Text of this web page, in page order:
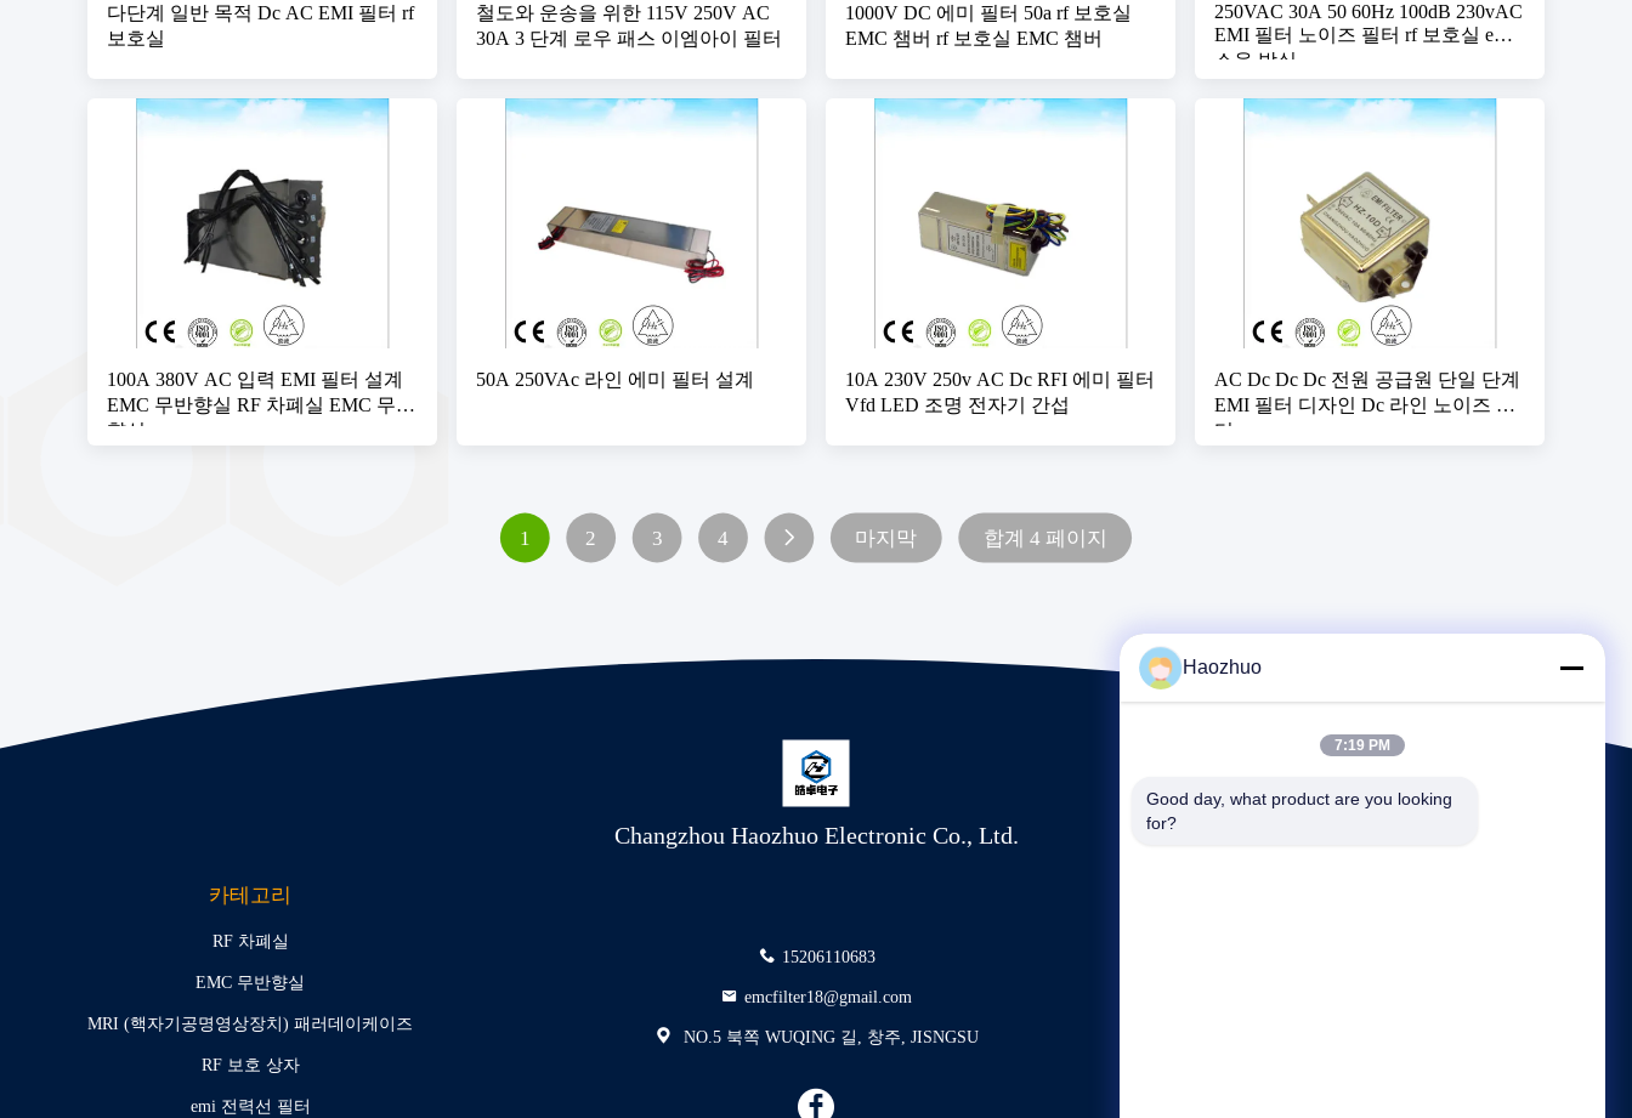
다단계 일반 목적 Dc AC EMI 필터 rf
보호실
철도와 운송을 위한 115V 250V AC
30A 3 단계 로우 패스 이엠아이 필터
1000V DC 에미 필터 50a rf 보호실
EMC 챔버 rf 보호실 EMC 챔버
250VAC 30A 50 60Hz 100dB 230vAC
EMI 필터 노이즈 필터 rf 보호실 emc
소음 방실
100A 380V AC 입력 EMI 필터 설계
EMC 무반향실 RF 차폐실 EMC 무반
향실
50A 250VAc 라인 에미 필터 설계
10A 230V 250v AC Dc RFI 에미 필터
Vfd LED 조명 전자기 간섭
AC Dc Dc Dc 전원 공급원 단일 단계
EMI 필터 디자인 Dc 라인 노이즈 필
터
1 2 3 4 마지막 합계 4 페이지
Changzhou Haozhuo Electronic Co., Ltd.
카테고리
RF 차폐실
EMC 무반향실
MRI (핵자기공명영상장치) 패러데이케이즈
RF 보호 상자
emi 전력선 필터
15206110683
emcfilter18@gmail.com
NO.5 북쪽 WUQING 길, 창주, JISNGSU
Haozhuo
7:19 PM
Good day, what product are you looking
for?